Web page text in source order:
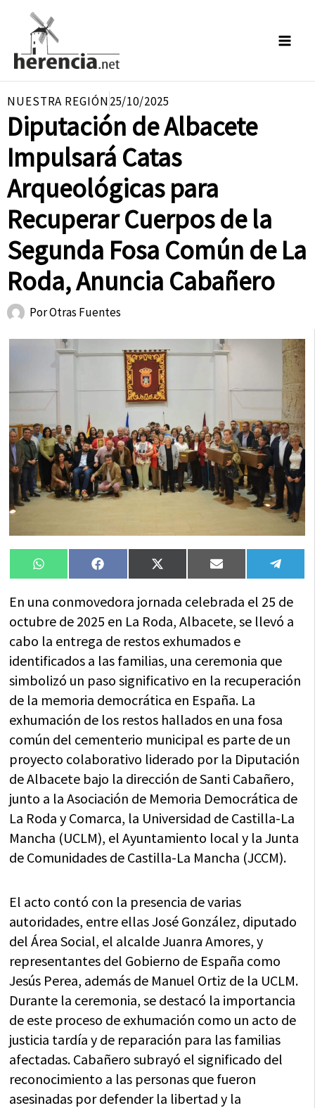
contenido
NUESTRA REGIÓN25/10/2025
Diputación de Albacete
Impulsará Catas
Arqueológicas para
Recuperar Cuerpos de la
Segunda Fosa Común de La
Roda, Anuncia Cabañero
PorOtras Fuentes
Compartir
en
WhatsAppCompartir
en
FacebookCompartir
en
X
(Twitter)
Compartir
en
Email
en
En una conmovedora jornada celebrada el 25 de
octubre de 2025 en La Roda, Albacete, se llevó a
cabo la entrega de restos exhumados e
identificados a las familias, una ceremonia que
simbolizó un paso significativo en la recuperación
de la memoria democrática en España. La
exhumación de los restos hallados en una fosa
común del cementerio municipal es parte de un
proyecto colaborativo liderado por la Diputación
de Albacete bajo la dirección de Santi Cabañero,
junto a la Asociación de Memoria Democrática de
La Roda y Comarca, la Universidad de Castilla-La
Mancha (UCLM), el Ayuntamiento local y la Junta
de Comunidades de Castilla-La Mancha (JCCM).
El acto contó con la presencia de varias
autoridades, entre ellas José González, diputado
del Área Social, el alcalde Juanra Amores, y
representantes del Gobierno de España como
Jesús Perea, además de Manuel Ortiz de la UCLM.
Durante la ceremonia, se destacó la importancia
de este proceso de exhumación como un acto de
justicia tardía y de reparación para las familias
afectadas. Cabañero subrayó el significado del
reconocimiento a las personas que fueron
asesinadas por defender la libertad y la